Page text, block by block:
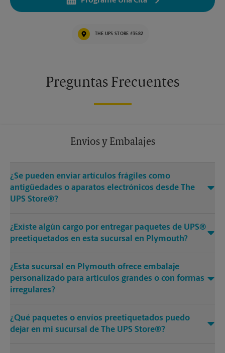
5:00 PM
THE UPS STORE #3582
Preguntas Frecuentes
Envios y Embalajes
¿Se pueden enviar artículos frágiles como
antigüedades o aparatos electrónicos desde The
UPS Store®?
¿Existe algún cargo por entregar paquetes de UPS®
preetiquetados en esta sucursal en Plymouth?
¿Esta sucursal en Plymouth ofrece embalaje
personalizado para artículos grandes o con formas
irregulares?
¿Qué paquetes o envíos preetiquetados puedo
dejar en mi sucursal de The UPS Store®?